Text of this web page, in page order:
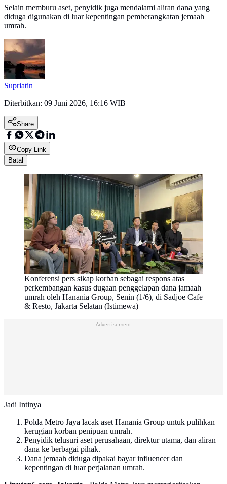
Selain memburu aset, penyidik juga mendalami aliran dana yang
diduga digunakan di luar kepentingan pemberangkatan jemaah
umrah.
Supriatin
Diterbitkan: 09 Juni 2026, 16:16 WIB
Share
Copy Link
Batal
Konferensi pers sikap korban sebagai respons atas
perkembangan kasus dugaan penggelapan dana jamaah
umrah oleh Hanania Group, Senin (1/6), di Sadjoe Cafe
& Resto, Jakarta Selatan (Istimewa)
Advertisement
Jadi Intinya
Polda Metro Jaya lacak aset Hanania Group untuk pulihkan
kerugian korban penipuan umrah.
Penyidik telusuri aset perusahaan, direktur utama, dan aliran
dana ke berbagai pihak.
Dana jemaah diduga dipakai bayar influencer dan
kepentingan di luar perjalanan umrah.